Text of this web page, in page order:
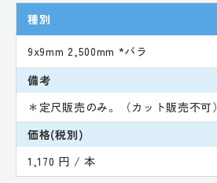
種別
9x9mm 2,500mm *バラ
備考
＊定尺販売のみ。（カット販売不可）
価格(税別)
1,170 円 / 本